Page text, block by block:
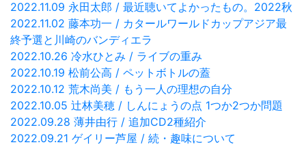
2022.11.09 永田太郎 / 最近聴いてよかったもの。2022秋
2022.11.02 藤本功一 / カタールワールドカップアジア最
終予選と川崎のバンディエラ
2022.10.26 冷水ひとみ / ライブの重み
2022.10.19 松前公高 / ペットボトルの蓋
2022.10.12 荒木尚美 / もう一人の理想の自分
2022.10.05 辻林美穂 / しんにょうの点 1つか2つか問題
2022.09.28 薄井由行 / 追加CD2種紹介
2022.09.21 ゲイリー芦屋 / 続・趣味について